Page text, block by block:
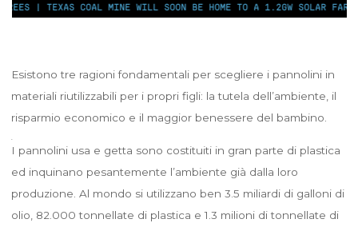
TEXAS COAL MINE WILL SOON BE HOME TO A 1.2GW SOLAR FARM |
Esistono tre ragioni fondamentali per scegliere i pannolini in
materiali riutilizzabili per i propri figli: la tutela dell’ambiente, il
risparmio economico e il maggior benessere del bambino.
I pannolini usa e getta sono costituiti in gran parte di plastica
ed inquinano pesantemente l’ambiente già dalla loro
produzione. Al mondo si utilizzano ben 3.5 miliardi di galloni di
olio, 82.000 tonnellate di plastica e 1.3 milioni di tonnellate di